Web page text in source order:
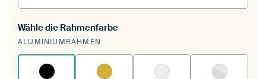
Du spannst einen wechselbaren Textiltuch in
deinen vorhandenen ArtFrame™.
funktioniert es.
Wähle die Rahmenfarbe
ALUMINIUMRAHMEN